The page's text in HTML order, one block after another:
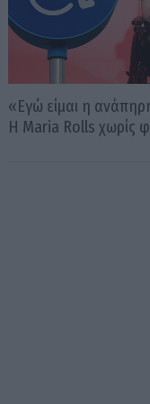
«Εγώ είμαι η
Η Maria Rolls χωρίς